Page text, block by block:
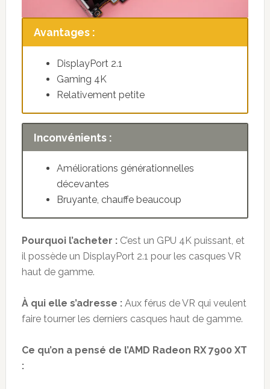
Avantages :
DisplayPort 2.1
Gaming 4K
Relativement petite
Inconvénients :
Améliorations générationnelles
décevantes
Bruyante, chauffe beaucoup
Pourquoi l’acheter : C’est un GPU 4K puissant, et
il possède un DisplayPort 2.1 pour les casques VR
haut de gamme.
À qui elle s’adresse : Aux férus de VR qui veulent
faire tourner les derniers casques haut de gamme.
Ce qu’on a pensé de l’AMD Radeon RX 7900 XT
: